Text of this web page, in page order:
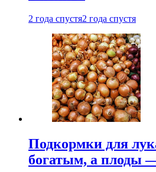
2 года спустя2 года спустя
Подкормки для
богатым, а плоды